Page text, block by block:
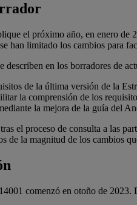
el próximo año, en enero
han limitado los cambios para
describen en los borradores de
de la última versión de la
la comprensión de los
la mejora de la guía del
el proceso de consulta a las
de la magnitud de los cambios
comenzó en otoño de 2023.